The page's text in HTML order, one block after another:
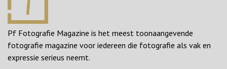
Pf Fotografie Magazine is het meest toonaangevende
fotografie magazine voor iedereen die fotografie als vak en
expressie serieus neemt.